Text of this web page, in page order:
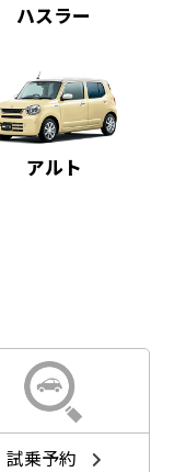
ハスラー
アルト
試乗予約